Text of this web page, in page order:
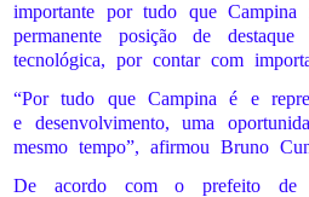
importante por tudo que Campina
permanente posição de
tecnológica, por contar com
“Por tudo que Campina é e
e desenvolvimento, uma
mesmo tempo”, afirmou Bruno
De acordo com o prefeito de